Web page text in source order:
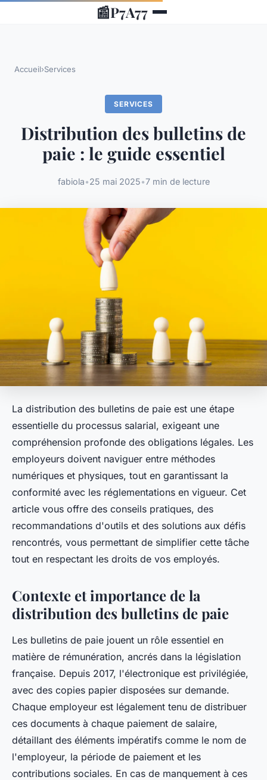
📰P7A77
Accueil›Services
SERVICES
Distribution des bulletins de
paie : le guide essentiel
fabiola•25 mai 2025•7 min de lecture
La distribution des bulletins de paie est une étape
essentielle du processus salarial, exigeant une
compréhension profonde des obligations légales. Les
employeurs doivent naviguer entre méthodes
numériques et physiques, tout en garantissant la
conformité avec les réglementations en vigueur. Cet
article vous offre des conseils pratiques, des
recommandations d'outils et des solutions aux défis
rencontrés, vous permettant de simplifier cette tâche
tout en respectant les droits de vos employés.
Contexte et importance de la
distribution des bulletins de paie
Les bulletins de paie jouent un rôle essentiel en
matière de rémunération, ancrés dans la législation
française. Depuis 2017, l'électronique est privilégiée,
avec des copies papier disposées sur demande.
Chaque employeur est légalement tenu de distribuer
ces documents à chaque paiement de salaire,
détaillant des éléments impératifs comme le nom de
l'employeur, la période de paiement et les
contributions sociales. En cas de manquement à ces